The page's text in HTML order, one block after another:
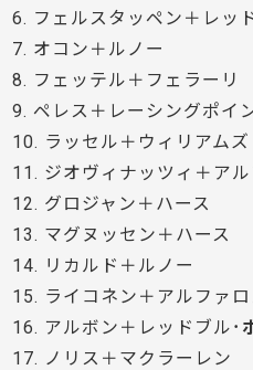
6. フェルスタッペン＋レッ
7. オコン＋ルノー
8. フェッテル＋フェラーリ
9. ペレス＋レーシングポイ
10. ラッセル＋ウィリアムズ
11. ジオヴィナッツィ＋ア
12. グロジャン＋ハース
13. マグヌッセン＋ハース
14. リカルド＋ルノー
15. ライコネン＋アルファロ
16. アルボン＋レッドブル･
17. ノリス＋マクラーレン